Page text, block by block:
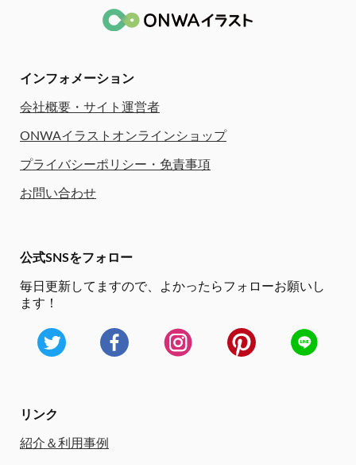
インフォメーション
会社概要・サイト運営者
ONWAイラストオンラインショップ
プライバシーポリシー・免責事項
お問い合わせ
公式SNSをフォロー
毎日更新してますので、
よかったらフォローお願いし
ます！
リンク
紹介＆利用事例